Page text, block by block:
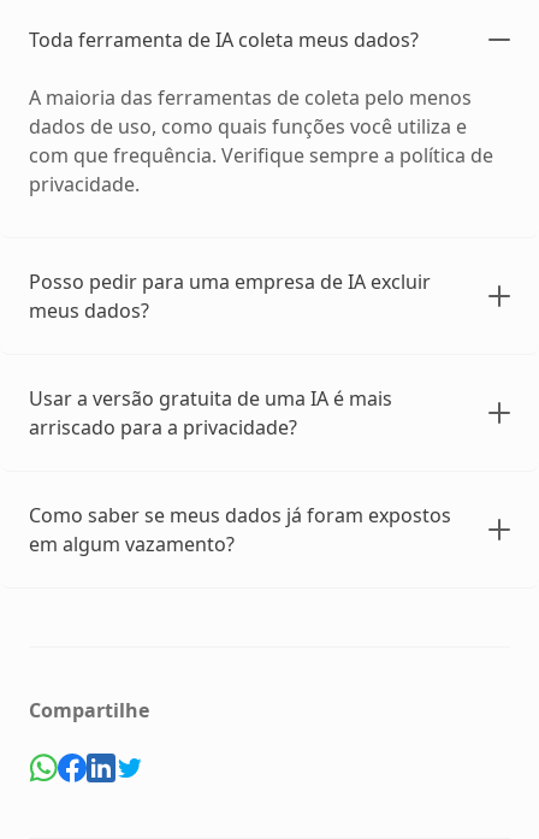
Toda ferramenta de IA coleta meus dados?
A maioria das ferramentas de coleta pelo menos
dados de uso, como quais funções você utiliza e
com que frequência. Verifique sempre a política de
privacidade.
Posso pedir para uma empresa de IA excluir
meus dados?
Usar a versão gratuita de uma IA é mais
arriscado para a privacidade?
Como saber se meus dados já foram expostos
em algum vazamento?
Compartilhe